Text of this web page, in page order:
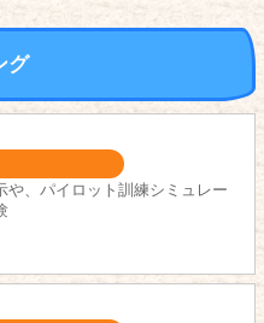
グ
や、パイロット訓練シミュレー